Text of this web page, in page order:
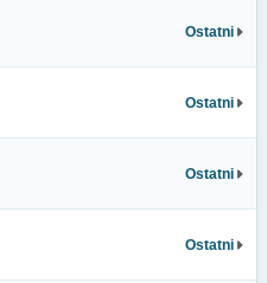
Ostatni
Ostatni
Ostatni
Ostatni